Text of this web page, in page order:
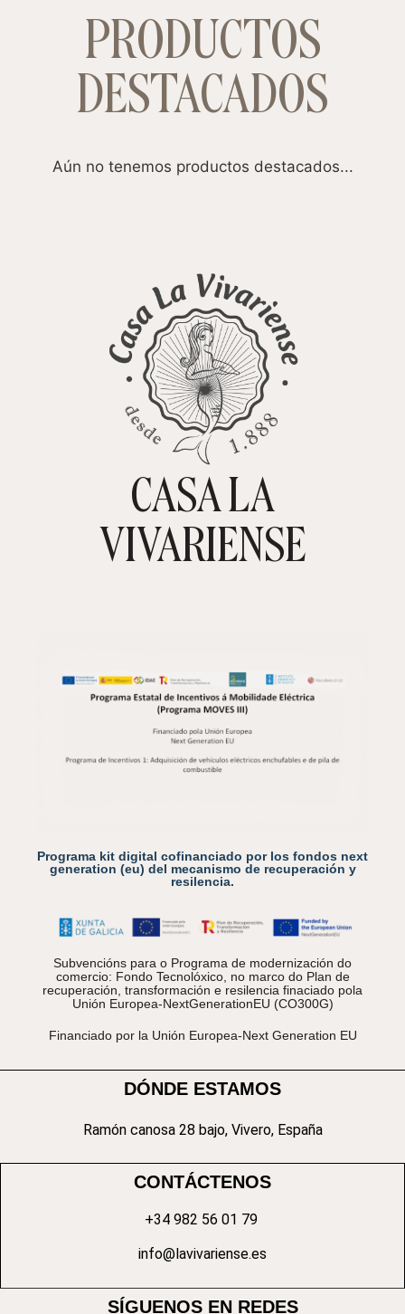
PRODUCTOS
DESTACADOS
Aún no tenemos productos destacados...
TIENDA ONLINECASA LA
VIVARIENSE
Programa kit digital cofinanciado por los fondos next
generation (eu) del mecanismo de recuperación y
resilencia.
Subvencións para o Programa de modernización do
comercio: Fondo Tecnolóxico, no marco do Plan de
recuperación, transformación e resilencia finaciado pola
Unión Europea-NextGenerationEU (CO300G)
Financiado por la Unión Europea-Next Generation EU
DÓNDE ESTAMOS
Ramón canosa 28 bajo, Vivero, España
CONTÁCTENOS
+34 982 56 01 79
info@lavivariense.es
SÍGUENOS EN REDES